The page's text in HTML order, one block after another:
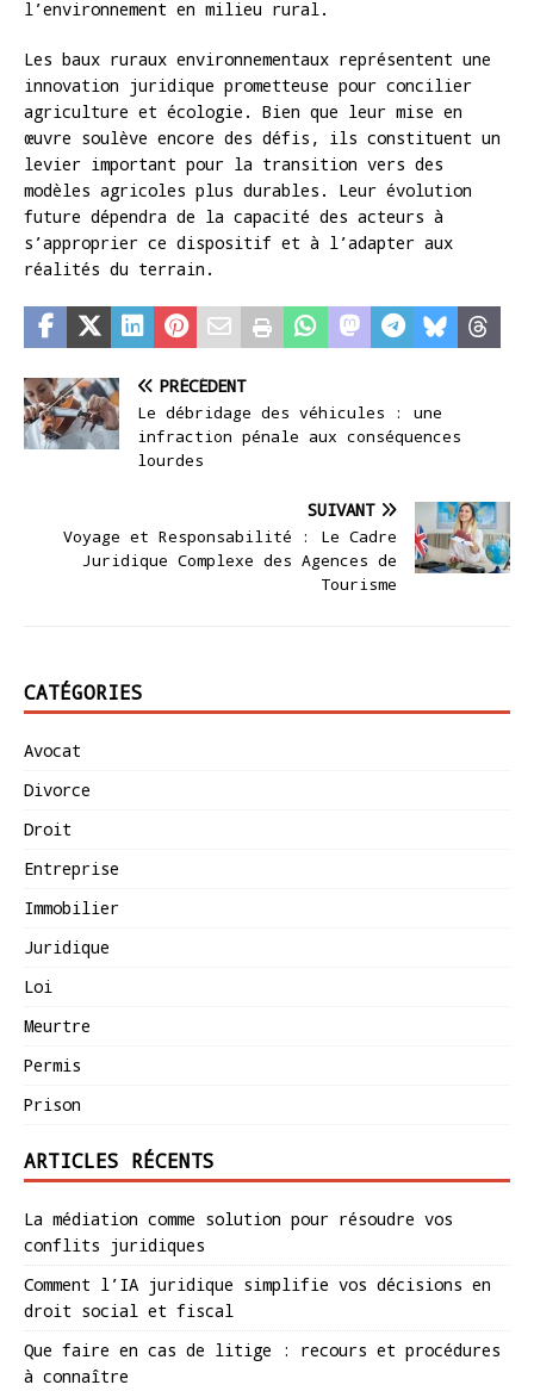
l’environnement en milieu rural.
Les baux ruraux environnementaux représentent une
innovation juridique prometteuse pour concilier
agriculture et écologie. Bien que leur mise en
œuvre soulève encore des défis, ils constituent un
levier important pour la transition vers des
modèles agricoles plus durables. Leur évolution
future dépendra de la capacité des acteurs à
s’approprier ce dispositif et à l’adapter aux
réalités du terrain.
PRÉCÉDENT
Le débridage des véhicules : une
infraction pénale aux conséquences
lourdes
SUIVANT
Voyage et Responsabilité : Le Cadre
Juridique Complexe des Agences de
Tourisme
CATÉGORIES
Avocat
Divorce
Droit
Entreprise
Immobilier
Juridique
Loi
Meurtre
Permis
Prison
ARTICLES RÉCENTS
La médiation comme solution pour résoudre vos
conflits juridiques
Comment l’IA juridique simplifie vos décisions en
droit social et fiscal
Que faire en cas de litige : recours et procédures
à connaître